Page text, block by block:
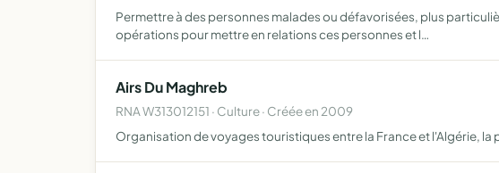
Permettre à des personnes malades ou défavorisées, plus
opérations pour mettre en relations ces personnes et l…
Airs Du Maghreb
RNA W313012151 · Culture · Créée en 2009
Organisation de voyages touristiques entre la France et l'Algérie,